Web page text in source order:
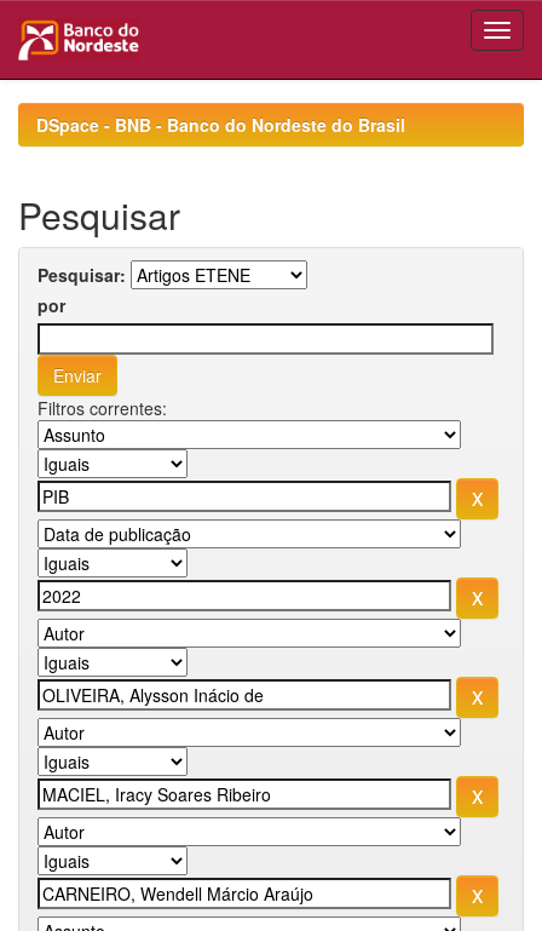
navigationDSpace - BNB - Banco do Nordeste do Brasil
Pesquisar
Pesquisar:
por
Filtros correntes: